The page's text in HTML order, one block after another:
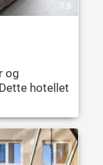
7.8
og
hotellet